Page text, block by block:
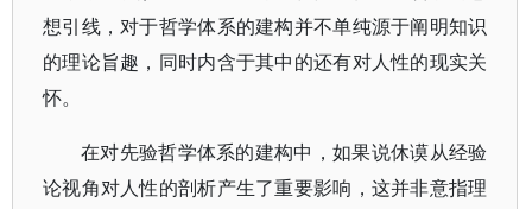
想引线，对于哲学体系的建构并不单纯源于阐明知识
的理论旨趣，同时内含于其中的还有对人性的现实关
怀。
在对先验哲学体系的建构中，如果说休谟从经验
论视角对人性的剖析产生了重要影响，这并非意指理